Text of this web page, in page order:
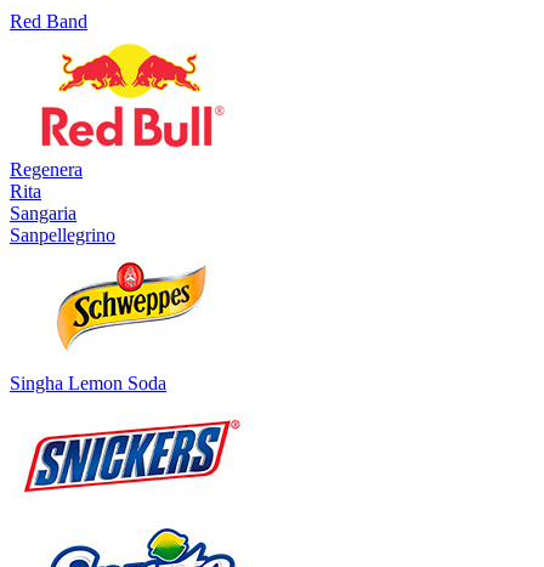
Red Band
Regenera
Rita
Sangaria
Sanpellegrino
Singha Lemon Soda